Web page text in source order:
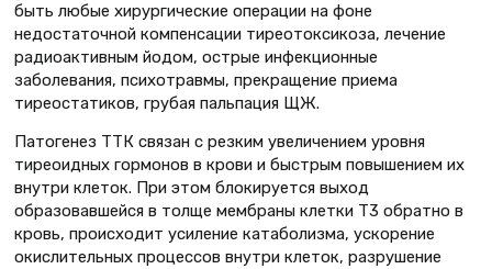
быть любые хирургические операции на фоне
недостаточной компенсации тиреотоксикоза, лечение
радиоактивным йодом, острые инфекционные
заболевания, психотравмы, прекращение приема
тиреостатиков, грубая пальпация ЩЖ.
Патогенез ТТК связан с резким увеличением уровня
тиреоидных гормонов в крови и быстрым повышением их
внутри клеток. При этом блокируется выход
образовавшейся в толще мембраны клетки Т3 обратно в
кровь, происходит усиление катаболизма, ускорение
окислительных процессов внутри клеток, разрушение